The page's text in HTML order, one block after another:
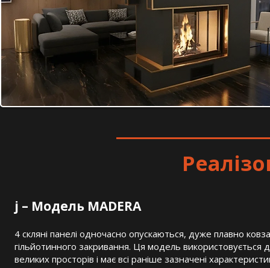
j – Модель MADERA
4 скляні панелі одночасно опускаються, дуже плавно
гільйотинного закривання. Ця модель використовується
великих просторів і має всі раніше зазначені